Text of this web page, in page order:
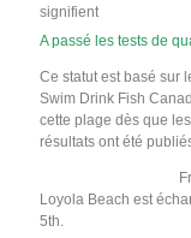
signifient
A passé les tests de
Ce statut est basé sur
Swim Drink Fish
cette plage dès que
résultats ont été
Loyola Beach est
5th.